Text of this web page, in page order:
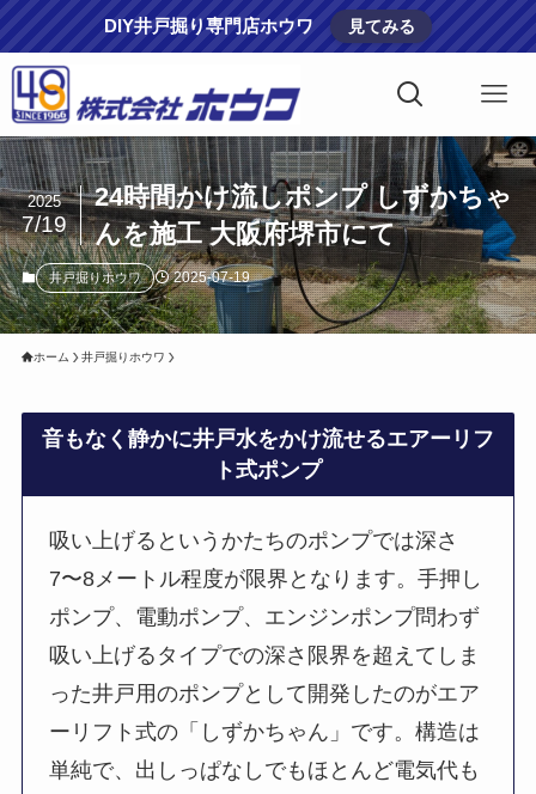
DIY井戸掘り専門店ホウワ 見てみる
24時間かけ流しポンプ しずかちゃ
んを施工 大阪府堺市にて
2025
7/19
井戸掘りホウワ 2025-07-19
ホーム 井戸掘りホウワ
音もなく静かに井戸水をかけ流せるエアーリフ
ト式ポンプ
吸い上げるというかたちのポンプでは深さ
7〜8メートル程度が限界となります。手押し
ポンプ、電動ポンプ、エンジンポンプ問わず
吸い上げるタイプでの深さ限界を超えてしま
った井戸用のポンプとして開発したのがエア
ーリフト式の「しずかちゃん」です。構造は
単純で、出しっぱなしでもほとんど電気代も